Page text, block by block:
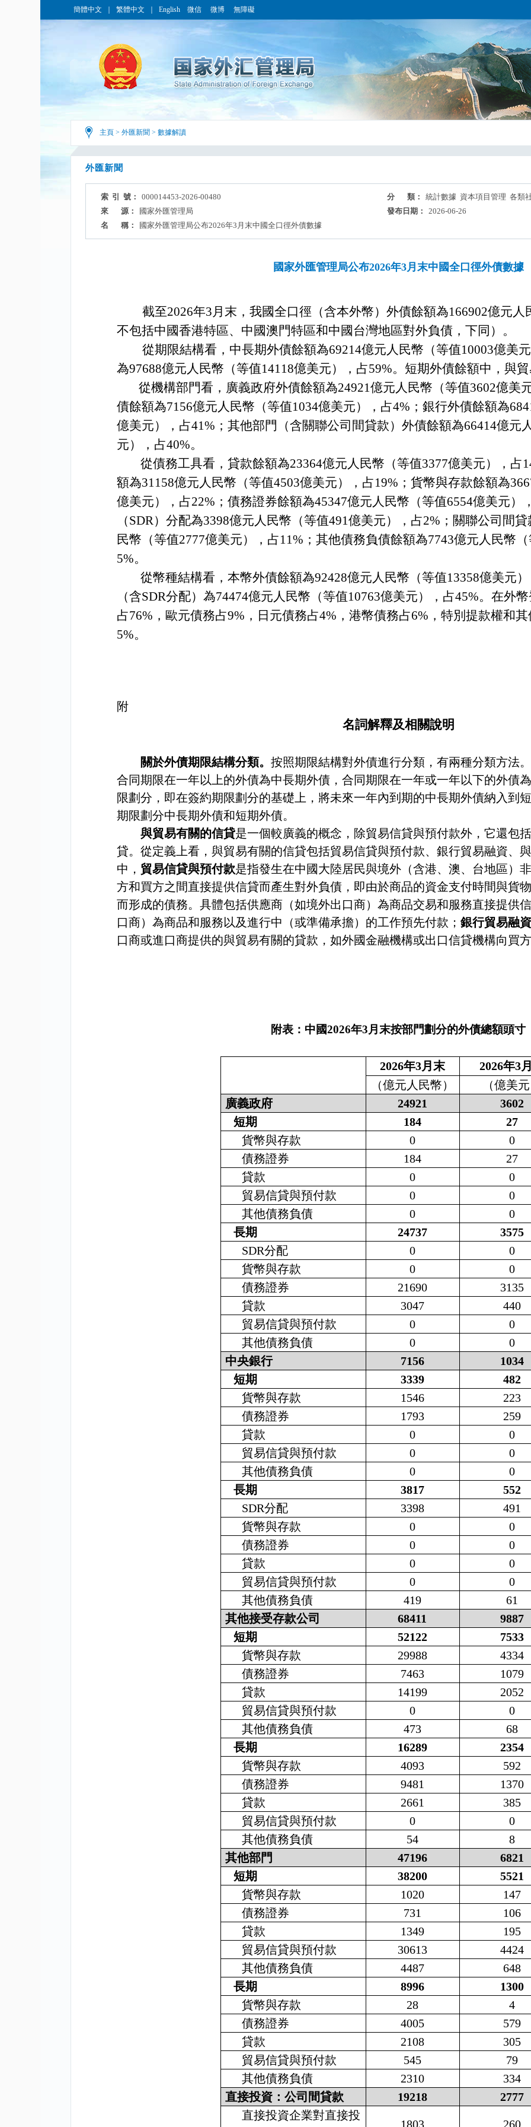
簡體中文 繁體中文 English 微信 微博 無障礙
主頁 > 外匯新聞 > 數據解讀
外匯新聞
索 引 號： 000014453-2026-00480 分 類：
統計數據 資本項目管理 各類
來 源：
國家外匯管理局 發布日期：
2026-06-26
名 稱：
國家外匯管理局公布2026年3月末中國全口徑外債數據
國家外匯管理局公布2026年3月末中國全口徑外債數據
截至2026年3月末，我國全口徑（含本外幣）外債餘額為166902億元人
不包括中國香港特區、中國澳門特區和中國台灣地區對外負債，下同）。
從期限結構看，中長期外債餘額為69214億元人民幣（等值10003億美
為97688億元人民幣（等值14118億美元），占59%。短期外債餘額中，與
從機構部門看，廣義政府外債餘額為24921億元人民幣（等值3602億美
債餘額為7156億元人民幣（等值1034億美元），占4% ；銀行外債餘額為
億美元），占41% ；其他部門（含關聯公司間貸款）外債餘額為66414億元
元），占40%。
從債務工具看，貸款餘額為23364億元人民幣（等值3377億美元），占
額為31158億元人民幣（等值4503億美元），占19% ； 貨幣與存款餘額為
億美元），占22% ；債務證券餘額為45347億元人民幣（等值6554億美元）
（SDR）分配為3398億元人民幣（等值491億美元），占2% ；關聯公司間
民幣（等值2777億美元），占11% ；其他債務負債餘額為7743億元人民幣
5%。
從幣種結構看，本幣外債餘額為92428億元人民幣（等值13358億美元
（含SDR分配）為74474億元人民幣（等值10763億美元），占45%。在外
占76% ，歐元債務占9% ，日元債務占4% ，港幣債務占6% ，特別提款權和
5%。
附
名詞解釋及相關說明
關於外債期限結構分類。按照期限結構對外債進行分類，有兩種分類方法
合同期限在一年以上的外債為中長期外債，合同期限在一年或一年以下的外債
限劃分，即在簽約期限劃分的基礎上，將未來一年內到期的中長期外債納入到
期限劃分中長期外債和短期外債。
與貿易有關的信貸是一個較廣義的概念，除貿易信貸與預付款外，它還包
貸。從定義上看，與貿易有關的信貸包括貿易信貸與預付款、銀行貿易融資、
中， 貿易信貸與預付款是指發生在中國大陸居民與境外（含港、澳、台地區）
方和買方之間直接提供信貸而產生對外負債，即由於商品的資金支付時間與貨
而形成的債務。具體包括供應商（如境外出口商）為商品交易和服務直接提供
口商）為商品和服務以及進行中（或準備承擔）的工作預先付款； 銀行貿易融資
口商或進口商提供的與貿易有關的貸款，如外國金融機構或出口信貸機構向買
附表：中國2026年3月末按部門劃分的外債總額頭寸
2026年3月末 2026年3
（億元人民幣）
（億美
廣義政府
24921
3602
短期
184
27
貨幣與存款
0
0
債務證券
184
27
貸款
0
0
貿易信貸與預付款
0
0
其他債務負債
0
0
長期
24737
3575
SDR分配 0
0
貨幣與存款
0
0
債務證券
21690
3135
貸款
3047
440
貿易信貸與預付款
0
0
其他債務負債
0
0
中央銀行
7156
1034
短期
3339
482
貨幣與存款
1546
223
債務證券
1793
259
貸款
0
0
貿易信貸與預付款
0
0
其他債務負債
0
0
長期
3817
552
SDR分配 3398
491
貨幣與存款
0
0
債務證券
0
0
貸款
0
0
貿易信貸與預付款
0
0
其他債務負債
419
61
其他接受存款公司
68411
9887
短期
52122
7533
貨幣與存款
29988
4334
債務證券
7463
1079
貸款
14199
2052
貿易信貸與預付款
0
0
其他債務負債
473
68
長期
16289
2354
貨幣與存款
4093
592
債務證券
9481
1370
貸款
2661
385
貿易信貸與預付款
0
0
其他債務負債
54
8
其他部門
47196
6821
短期
38200
5521
貨幣與存款
1020
147
債務證券
731
106
貸款
1349
195
貿易信貸與預付款
30613
4424
其他債務負債
4487
648
長期
8996
1300
貨幣與存款
28
4
債務證券
4005
579
貸款
2108
305
貿易信貸與預付款
545
79
其他債務負債
2310
334
直接投資：公司間貸款
19218
2777
直接投資企業對直接投
1803 260